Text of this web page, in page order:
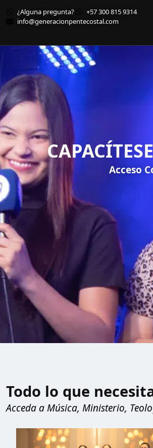
¿Alguna pregunta?
+57 300 815 9314
info@generacionpentecostal.com
Acceso
Todo lo que
Acceda a Música, Ministerio,